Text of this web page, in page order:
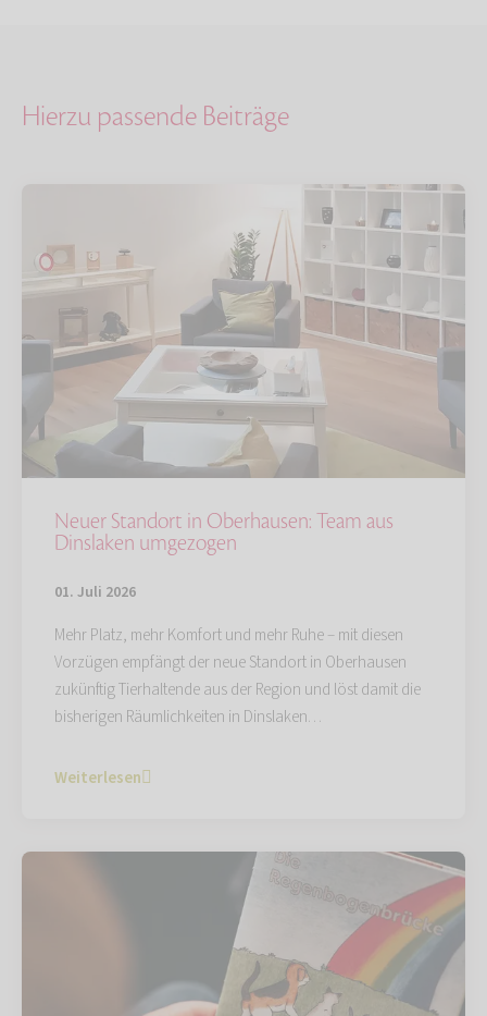
Hierzu passende Beiträge
Neuer Standort in Oberhausen: Team aus
Dinslaken umgezogen
01. Juli 2026
Mehr Platz, mehr Komfort und mehr Ruhe – mit diesen
Vorzügen empfängt der neue Standort in Oberhausen
zukünftig Tierhaltende aus der Region und löst damit die
bisherigen Räumlichkeiten in Dinslaken…
Weiterlesen